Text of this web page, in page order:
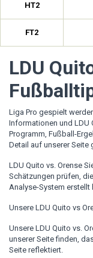
HT2
FT2
LDU
Liga Pro gespielt
Informationen und LDU
Programm, Fußball-
Detail auf unserer Seite
LDU Quito vs. Orense
Schätzungen prüfen,
Analyse-System erstellt
Unsere LDU Quito vs
Unsere LDU Quito vs.
unserer Seite finden,
Seite reflektiert.